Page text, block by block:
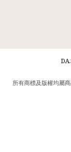
所有商標及版權均屬